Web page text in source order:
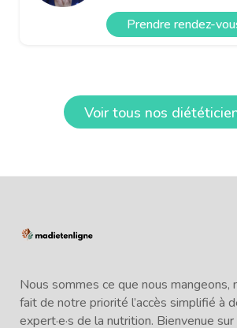
Prendre rendez-
Voir tous nos
Nous sommes ce que nous mangeons,
fait de notre priorité l’accès simplifié à
expert·e·s de la nutrition. Bienvenue